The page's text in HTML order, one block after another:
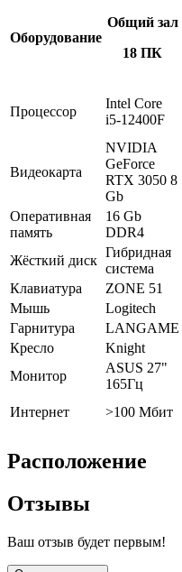
Оборудование
Общий зал
18 ПК
Процессор
Intel Core
i5-12400F
Видеокарта
NVIDIA
GeForce
RTX 3050 8
Gb
Оперативная
память
16 Gb
DDR4
Жёсткий диск
Гибридная
система
Клавиатура
ZONE 51
Мышь
Logitech
Гарнитура
LANGAME
Кресло
Knight
Монитор
ASUS 27"
165Гц
Интернет
>100 Мбит
Расположение
Отзывы
Ваш отзыв будет первым!